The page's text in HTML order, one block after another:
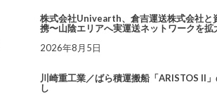
株式会社Univearth、倉吉運送株式会社と
携〜山陰エリアへ実運送ネットワークを拡
2026年8月5日
川崎重工業／ばら積運搬船「ARISTOS II
し